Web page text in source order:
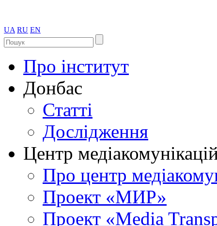
UA RU EN
Про інститут
Донбас
Статті
Дослідження
Центр
Про центр
Проект «МИР»
Проект «Media